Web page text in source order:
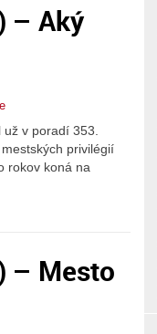
– Aký
už v poradí 353.
privilégií
rokov koná na
– Mesto